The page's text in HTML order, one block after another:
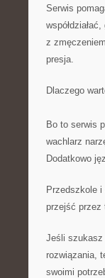
Serwis
z
presja.
Dlaczego
Bo to serwis
wachlarz
Dodatkowo
Przedszkole
przejść przez
Jeśli szukasz
rozwiązania,
swoimi